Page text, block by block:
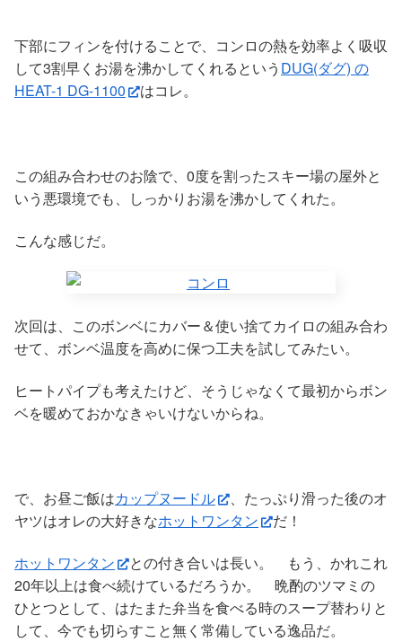
下部にフィンを付けることで、コンロの熱を効率よく吸収
して3割早くお湯を沸かしてくれるという DUG(ダグ) の
HEAT-1 DG-1100
はコレ。
この組み合わせのお陰で、0度を割ったスキー場の屋外と
いう悪環境でも、しっかりお湯を沸かしてくれた。
こんな感じだ。
次回は、このボンベにカバー＆使い捨てカイロの組み合わ
せて、ボンベ温度を高めに保つ工夫を試してみたい。
ヒートパイプも考えたけど、そうじゃなくて最初からボン
ベを暖めておかなきゃいけないからね。
で、お昼ご飯はカップヌードル
、たっぷり滑った後のオ
ヤツはオレの大好きなホットワンタン だ！
ホットワンタン
との付き合いは長い。 もう、かれこれ
20年以上は食べ続けているだろうか。 晩酌のツマミの
ひとつとして、はたまた弁当を食べる時のスープ替わりと
して、今でも切らすこと無く常備している逸品だ。